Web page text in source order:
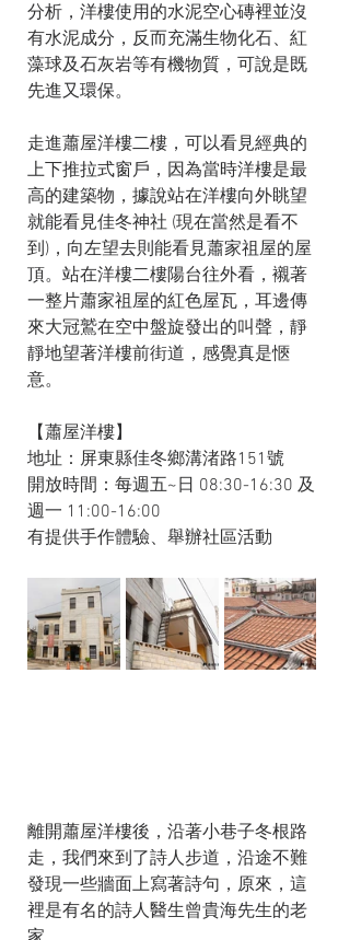
分析，洋樓使用的水泥空心磚裡並沒
有水泥成分，反而充滿生物化石、紅
藻球及石灰岩等有機物質，可說是既
先進又環保。
走進蕭屋洋樓二樓，可以看見經典的
上下推拉式窗戶，因為當時洋樓是最
高的建築物，據說站在洋樓向外眺望
就能看見佳冬神社 (現在當然是看不
到)，向左望去則能看見蕭家祖屋的屋
頂。站在洋樓二樓陽台往外看，襯著
一整片蕭家祖屋的紅色屋瓦，耳邊傳
來大冠鷲在空中盤旋發出的叫聲，靜
靜地望著洋樓前街道，感覺真是愜
意。
【蕭屋洋樓】
地址：屏東縣佳冬鄉溝渚路151號
開放時間：每週五~日 08:30-16:30 及
週一 11:00-16:00
有提供手作體驗、舉辦社區活動
離開蕭屋洋樓後，沿著小巷子冬根路
走，我們來到了詩人步道，沿途不難
發現一些牆面上寫著詩句，原來，這
裡是有名的詩人醫生曾貴海先生的老